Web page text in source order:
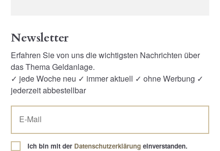
Newsletter
Erfahren Sie von uns die wichtigsten Nachrichten über
das Thema Geldanlage.
✓ jede Woche neu ✓ immer aktuell ✓ ohne Werbung ✓
jederzeit abbestellbar
Ich bin mit der Datenschutzerklärung einverstanden.